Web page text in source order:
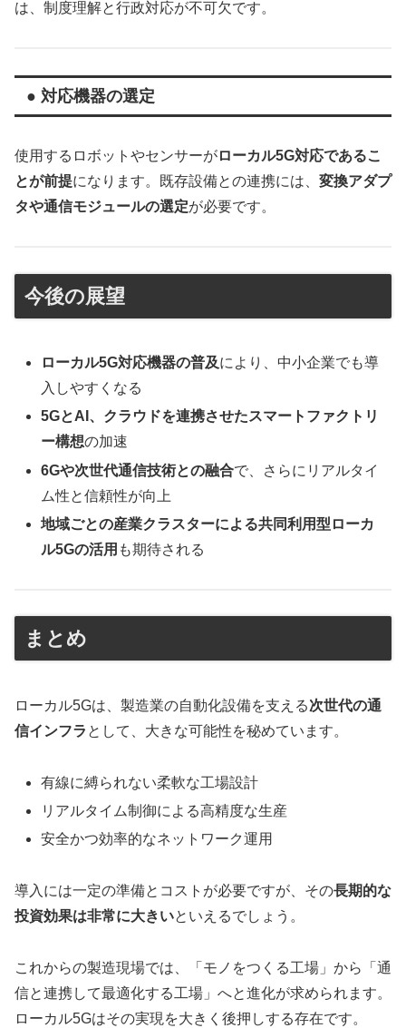
は、制度理解と行政対応が不可欠です。
● 対応機器の選定
使用するロボットやセンサーがローカル5G対応であるこ
とが前提になります。既存設備との連携には、 変換アダプ
タや通信モジュールの選定が必要です。
今後の展望
ローカル5G対応機器の普及により、中小企業でも導
入しやすくなる
5GとAI、クラウドを連携させたスマートファクトリ
ー構想の加速
6Gや次世代通信技術との融合で、さらにリアルタイ
ム性と信頼性が向上
地域ごとの産業クラスターによる共同利用型ローカ
ル5Gの活用 も期待される
まとめ
ローカル5Gは、製造業の自動化設備を支える次世代の通
信インフラ として、大きな可能性を秘めています。
有線に縛られない柔軟な工場設計
リアルタイム制御による高精度な生産
安全かつ効率的なネットワーク運用
導入には一定の準備とコストが必要ですが、その長期的な
投資効果は非常に大きいといえるでしょう。
これからの製造現場では、「モノをつくる工場」から「通
信と連携して最適化する工場」へと進化が求められます。
ローカル5Gはその実現を大きく後押しする存在です。